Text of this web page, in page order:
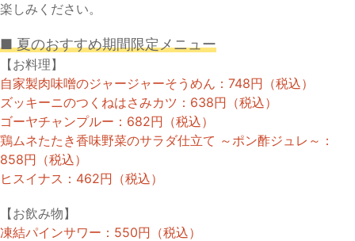
楽しみください。
■ 夏のおすすめ期間限定メニュー
【お料理】
自家製肉味噌のジャージャーそうめん：748円（税込）
ズッキーニのつくねはさみカツ：638円（税込）
ゴーヤチャンプルー：682円（税込）
鶏ムネたたき香味野菜のサラダ仕立て ～ポン酢ジュレ～：
858円（税込）
ヒスイナス：462円（税込）
【お飲み物】
凍結パインサワー：550円（税込）